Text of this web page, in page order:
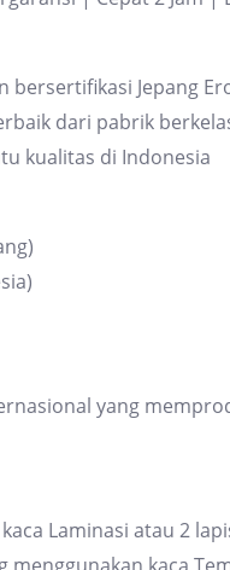
bersertifikasi Jepang
dari pabrik
kualitas di Indonesia
yang
Laminasi atau 2